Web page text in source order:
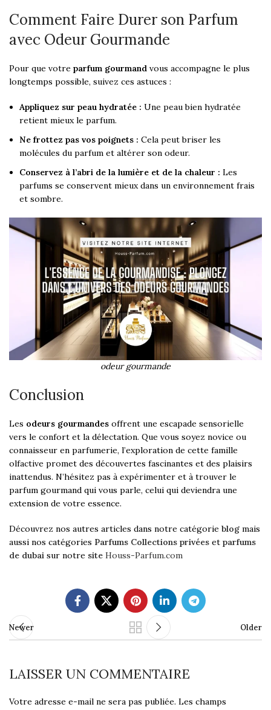
Comment Faire Durer son Parfum
avec Odeur Gourmande
Pour que votre parfum gourmand vous accompagne le plus
longtemps possible, suivez ces astuces :
Appliquez sur peau hydratée : Une peau bien hydratée
retient mieux le parfum.
Ne frottez pas vos poignets : Cela peut briser les
molécules du parfum et altérer son odeur.
Conservez à l’abri de la lumière et de la chaleur : Les
parfums se conservent mieux dans un environnement frais
et sombre.
odeur gourmande
Conclusion
Les odeurs gourmandes offrent une escapade sensorielle
vers le confort et la délectation. Que vous soyez novice ou
connaisseur en parfumerie, l’exploration de cette famille
olfactive promet des découvertes fascinantes et des plaisirs
inattendus. N’hésitez pas à expérimenter et à trouver le
parfum gourmand qui vous parle, celui qui deviendra une
extension de votre essence.
Découvrez nos autres articles dans notre catégorie blog mais
aussi nos catégories Parfums Collections privées et parfums
de dubai sur notre site Houss-Parfum.com
Newer Older
LAISSER UN COMMENTAIRE
Votre adresse e-mail ne sera pas publiée. Les champs